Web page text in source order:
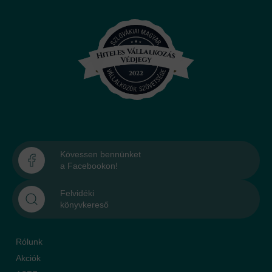
Kövessen bennünket
a Facebookon!
Felvidéki
könyvkereső
Rólunk
Akciók